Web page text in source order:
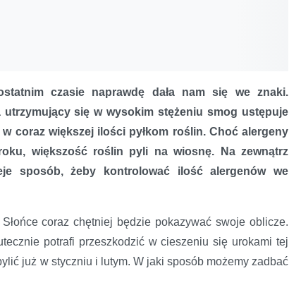
czasie naprawdę dała nam się we znaki.
utrzymujący się w wysokim stężeniu smog ustępuje
coraz większej ilości pyłkom roślin. Choć alergeny
większość roślin pyli na wiosnę. Na zewnątrz
sposób, żeby kontrolować ilość alergenów we
coraz chętniej będzie pokazywać swoje oblicze.
potrafi przeszkodzić w cieszeniu się urokami tej
już w styczniu i lutym. W jaki sposób możemy zadbać